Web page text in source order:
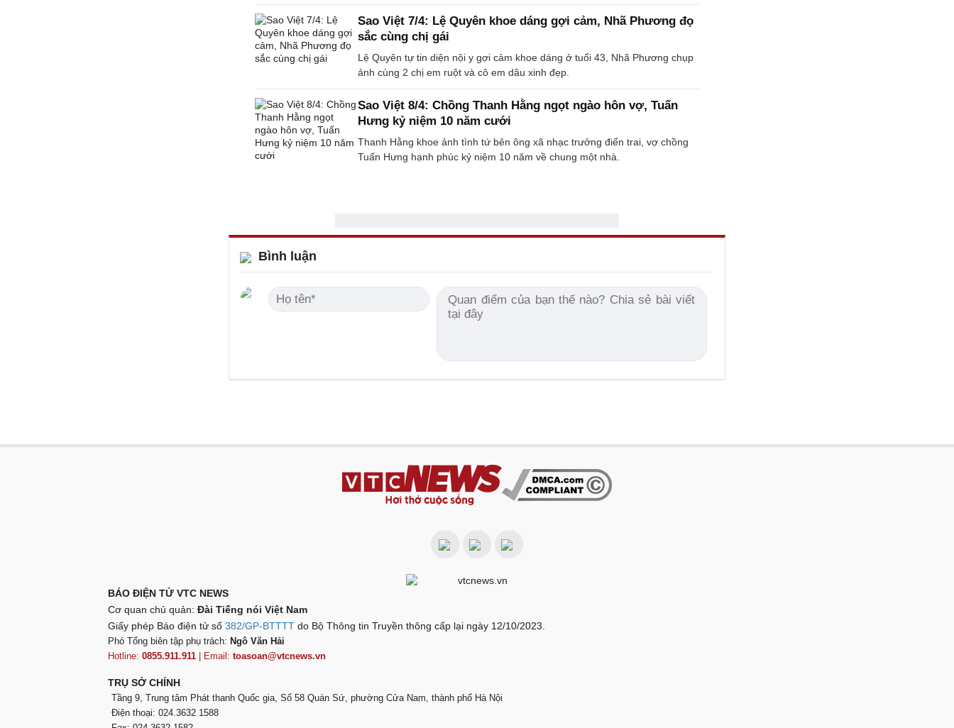
Sao Việt 7/4: Lệ Quyên khoe dáng gợi cảm, Nhã Phương đọ
sắc cùng chị gái
Lệ Quyên tự tin diện nội y gợi cảm khoe dáng ở tuổi 43, Nhã Phương chụp
ảnh cùng 2 chị em ruột và cô em dâu xinh đẹp.
Sao Việt 8/4: Chồng Thanh Hằng ngọt ngào hôn vợ, Tuấn
Hưng kỷ niệm 10 năm cưới
Thanh Hằng khoe ảnh tình tứ bên ông xã nhạc trưởng điển trai, vợ chồng
Tuấn Hưng hạnh phúc kỷ niệm 10 năm về chung một nhà.
Bình luận
BÁO ĐIỆN TỬ VTC NEWS
Cơ quan chủ quản: Đài Tiếng nói Việt Nam
Giấy phép Báo điện tử số 382/GP-BTTTT do Bộ Thông tin Truyền thông cấp lại ngày 12/10/2023.
Phó Tổng biên tập phụ trách: Ngô Văn Hải
Hotline: 0855.911.911 | Email: toasoan@vtcnews.vn
TRỤ SỞ CHÍNH
Tầng 9, Trung tâm Phát thanh Quốc gia, Số 58 Quán Sứ, phường Cửa Nam, thành phố Hà Nội
Điện thoại: 024.3632 1588